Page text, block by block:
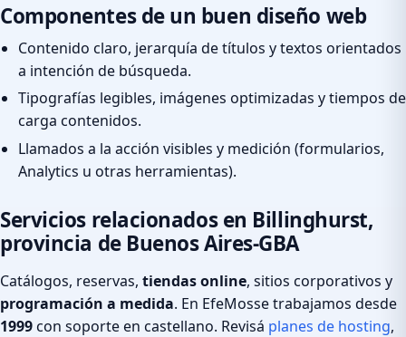
Componentes de un buen diseño web
Contenido claro, jerarquía de títulos y textos orientados
a intención de búsqueda.
Tipografías legibles, imágenes optimizadas y tiempos de
carga contenidos.
Llamados a la acción visibles y medición (formularios,
Analytics u otras herramientas).
Servicios relacionados en Billinghurst,
provincia de Buenos Aires-GBA
Catálogos, reservas, tiendas online, sitios corporativos y
programación a medida. En EfeMosse trabajamos desde
1999con soporte en castellano. Revisá planes de hosting,